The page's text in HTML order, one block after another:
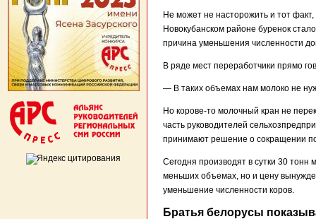
Не может не насторожить и тот
Новокубанском районе буренок
причина уменьшения численности
В ряде мест переработчики прямо
— В таких объемах нам молоко не
Но корове-то молочный кран не
часть руководителей
принимают решение о сокращении
Сегодня производят в сутки 30 тонн
меньших объемах, но и цену
уменьшение численности коров.
Братья белорусы